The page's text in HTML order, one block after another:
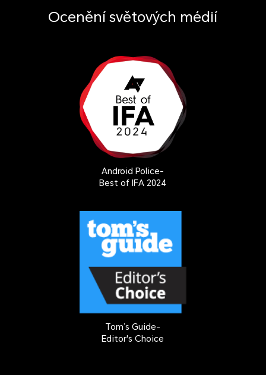
Ocenění světových médií
Android Police-
Best of IFA 2024
Tom’s Guide-
Editor's Choice